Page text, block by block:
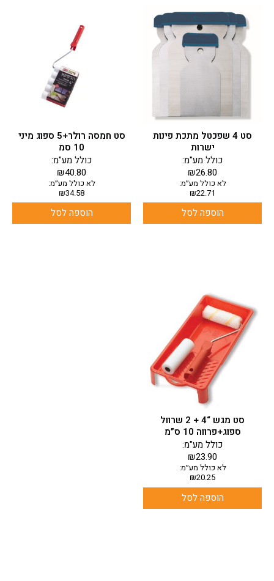
סט 4 שפכטל מתכת פינות
ישרות
₪26.80
כולל מע"מ:
לא כולל מע״מ:
₪22.71
הוספה לסל
סט חמסה רולר+5 ספוג מיני
10 סמ
₪40.80
כולל מע"מ:
לא כולל מע״מ:
₪34.58
הוספה לסל
סט מגש “4 + 2 שרוול
ספוג+פרווה 10 ס”מ
₪23.90
כולל מע"מ:
לא כולל מע״מ:
₪20.25
הוספה לסל